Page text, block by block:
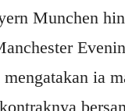
Munchen
ia